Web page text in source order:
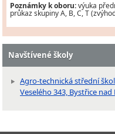
Poznámky k oboru:výuka
průkaz skupiny A, B, C, T
Navštívené školy
Agro-technická střední
Veselého 343, Bystřice